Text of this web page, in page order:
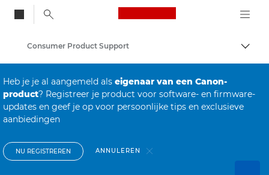
Canon Logo, back
Consumer Product Support
Heb je je al aangemeld als eigenaar van een Canon-
product? Registreer je product voor software- en firmware-
updates en geef je op voor persoonlijke tips en exclusieve
aanbiedingen
NU REGISTREREN ANNULEREN